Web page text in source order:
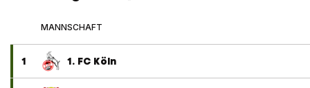
MANNSCHAFT
1 1. FC Köln